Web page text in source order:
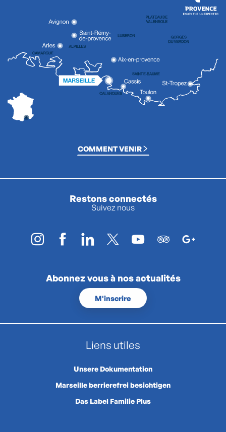
COMMENT VENIR
Restons connectés
Suivez nous
Abonnez vous à nos actualités
M'inscrire
Liens utiles
Unsere Dokumentation
Marseille berrierefrei besichtigen
Das Label Familie Plus